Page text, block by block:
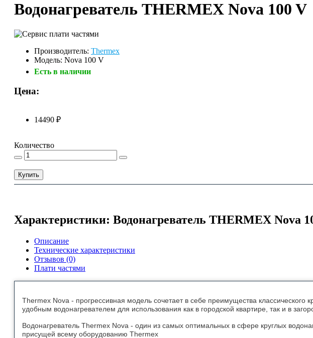
Водонагреватель THERMEX Nova 100 V
Производитель: Thermex
Модель: Nova 100 V
Есть в наличии
Цена:
14490 ₽
Количество
Купить
Характеристики: Водонагреватель THERMEX Nova
Описание
Технические характеристики
Отзывов (0)
Плати частями
Thermex Nova - прогрессивная модель сочетает в себе преимущества
удобным водонагревателем для использования как в городской квартире, так и в
Водонагреватель Thermex Nova - один из самых оптимальных в сфере круглых
присущей всему оборудованию Thermex